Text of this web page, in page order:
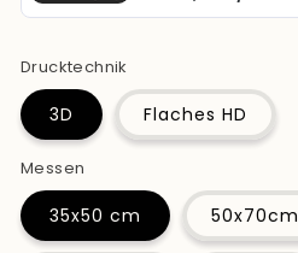
Drucktechnik
3D Flaches HD
Messen
35x50 cm 50x70cm